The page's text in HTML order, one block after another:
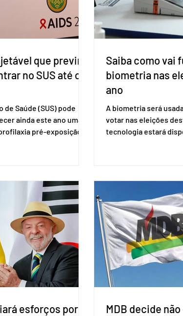
que previne
no SUS até o
de Saúde (SUS) pode
ainda este ano uma
pré-exposição
a cada dois meses. O
vai ser encaminhado
Saúde à Comissão
de Novas
(Conitec) na semana
é um colegiado
Saiba como vai
biometria nas
ano
A biometria será
votar nas eleições
tecnologia estará
Se o título estiver
votar mesmo sem ter
cadastro. Neste caso,
documento de
à urna eletrônica. Se a
não reconh
esforços por
MDB decide